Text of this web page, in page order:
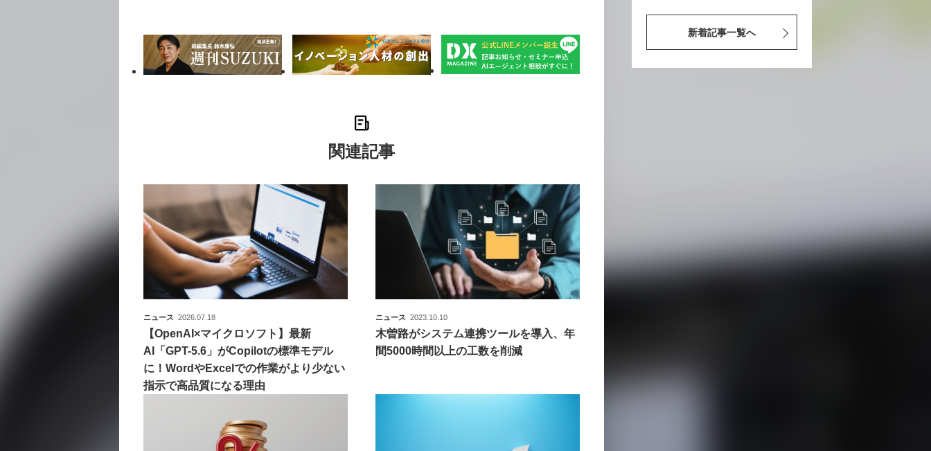
関連記事
ニュース 2026.07.18
【OpenAI×マイクロソフト】最新
AI「GPT-5.6」がCopilotの標準モデル
に！WordやExcelでの作業がより少ない
指示で高品質になる理由
ニュース 2023.10.10
木曽路がシステム連携ツールを導入、年
間5000時間以上の工数を削減
新着記事一覧へ